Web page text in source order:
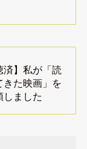
済】私が「読
きた映画」を
しました